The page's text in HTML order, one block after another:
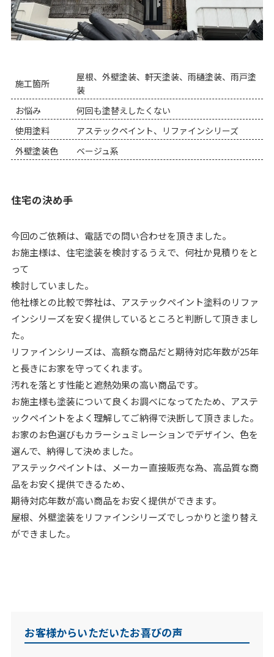
施工箇所
屋根、外壁塗装、軒天塗装、雨樋塗装、雨戸塗
装
お悩み
何回も塗替えしたくない
使用塗料
アステックペイント、リファインシリーズ
外壁塗装色
ベージュ系
住宅の決め手
今回のご依頼は、電話での問い合わせを頂きました。
お施主様は、住宅塗装を検討するうえで、何社か見積りをと
って
検討していました。
他社様との比較で弊社は、アステックペイント塗料のリファ
インシリーズを安く提供しているところと判断して頂きまし
た。
リファインシリーズは、高額な商品だと期待対応年数が25年
と長きにお家を守ってくれます。
汚れを落とす性能と遮熱効果の高い商品です。
お施主様も塗装について良くお調べになってたため、アステ
ックペイントをよく理解してご納得で決断して頂きました。
お家のお色選びもカラーシュミレーションでデザイン、色を
選んで、納得して決めました。
アステックペイントは、メーカー直接販売な為、高品質な商
品をお安く提供できるため、
期待対応年数が高い商品をお安く提供ができます。
屋根、外壁塗装をリファインシリーズでしっかりと塗り替え
ができました。
お客様からいただいたお喜びの声